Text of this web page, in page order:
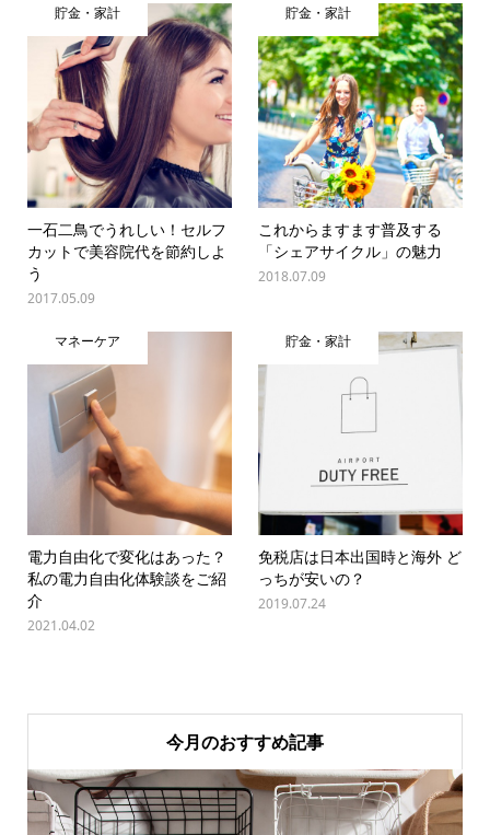
貯金・家計
一石二鳥でうれしい！セルフ
カットで美容院代を節約しよ
う
2017.05.09
貯金・家計
これからますます普及する
「シェアサイクル」の魅力
2018.07.09
マネーケア
電力自由化で変化はあった？
私の電力自由化体験談をご紹
介
2021.04.02
貯金・家計
免税店は日本出国時と海外 ど
っちが安いの？
2019.07.24
今月のおすすめ記事